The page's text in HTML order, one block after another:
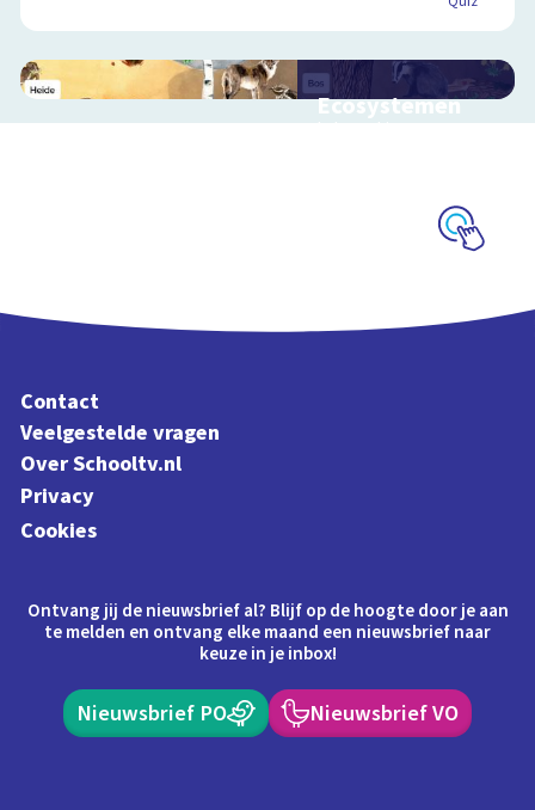
Ecosystemen
Interactieve
Contact
Veelgestelde vragen
Over Schooltv.nl
Privacy
Cookies
Ontvang jij de nieuwsbrief al? Blijf op de hoogte door je aan
te melden en ontvang elke maand een nieuwsbrief naar
keuze in je inbox!
Nieuwsbrief PO Nieuwsbrief VO